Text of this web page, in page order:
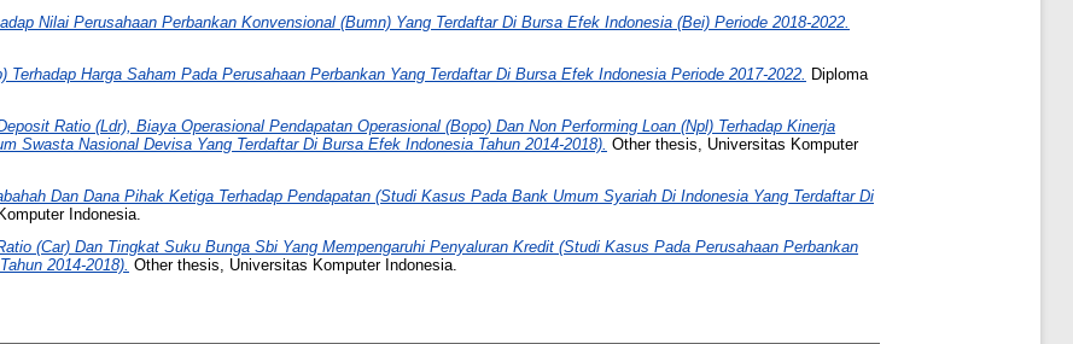
Nilai Perusahaan Perbankan Konvensional (Bumn) Yang Terdaftar Di Bursa Efek Indonesia (Bei) Periode 2018-2022.
Terhadap Harga Saham Pada Perusahaan Perbankan Yang Terdaftar Di Bursa Efek Indonesia Periode 2017-2022.
Diploma
Ratio (Ldr), Biaya Operasional Pendapatan Operasional (Bopo) Dan Non Performing Loan (Npl) Terhadap Kinerja
Swasta Nasional Devisa Yang Terdaftar Di Bursa Efek Indonesia Tahun 2014-2018). Other thesis, Universitas Komputer
Dan Dana Pihak Ketiga Terhadap Pendapatan (Studi Kasus Pada Bank Umum Syariah Di Indonesia Yang Terdaftar Di
Indonesia.
(Car) Dan Tingkat Suku Bunga Sbi Yang Mempengaruhi Penyaluran Kredit (Studi Kasus Pada Perusahaan Perbankan
2014-2018). Other thesis, Universitas Komputer Indonesia.